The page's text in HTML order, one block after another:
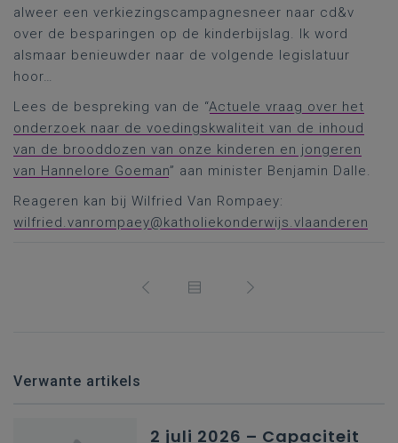
alweer een verkiezingscampagnesneer naar cd&v
over de besparingen op de kinderbijslag. Ik word
alsmaar benieuwder naar de volgende legislatuur
hoor…
Lees de bespreking van de “Actuele vraag over het
onderzoek naar de voedingskwaliteit van de inhoud
van de brooddozen van onze kinderen en jongeren
van Hannelore Goeman” aan minister Benjamin Dalle.
Reageren kan bij Wilfried Van Rompaey:
wilfried.vanrompaey@katholiekonderwijs.vlaanderen
Verwante artikels
2 juli 2026 – Capaciteit